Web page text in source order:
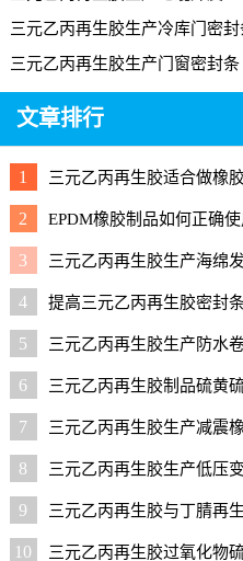
三元乙丙再生胶生产冷库门密封
三元乙丙再生胶生产门窗密封条
文章排行
1 三元乙丙再生胶适合做橡
2 EPDM橡胶制品如何正确
3
三元乙丙再生胶生产海绵
泡剂好？
4 提高三元乙丙再生胶密封
5 三元乙丙再生胶生产防水
6 三元乙丙再生胶制品硫黄
7 三元乙丙再生胶生产减震
8 三元乙丙再生胶生产低压
9 三元乙丙再生胶与丁腈再
10 三元乙丙再生胶过氧化物